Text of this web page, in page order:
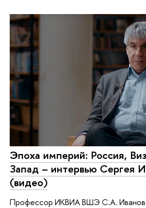
Эпоха империй: Россия,
Запад – интервью Сергея
(видео)
Профессор ИКВИА ВШЭ С.А. Иванов